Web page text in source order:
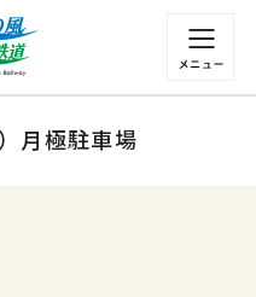
情報等についてはこちら
月極駐車場